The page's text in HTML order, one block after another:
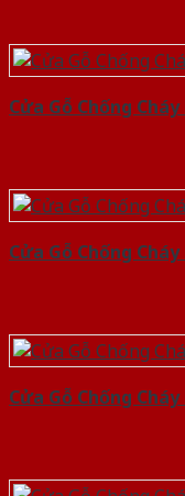
Cửa Gỗ Chống Cháy
Cửa Gỗ Chống
Cửa Gỗ Chống